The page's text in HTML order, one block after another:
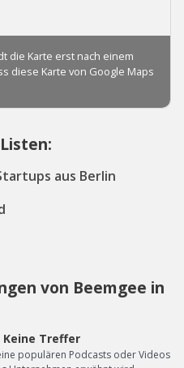
aus Berlin
von Beemgee in
Keine Treffer
populären Podcasts oder Videos